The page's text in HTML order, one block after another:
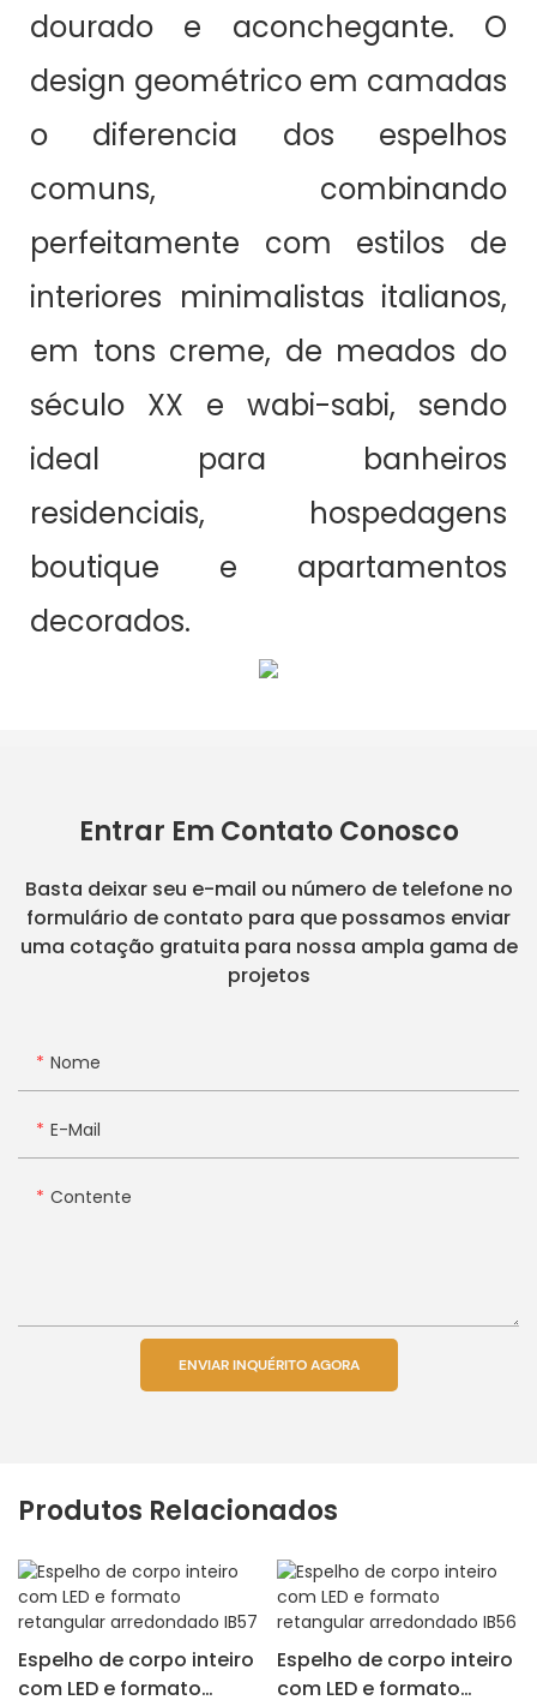
dourado e aconchegante. O
design geométrico em camadas
o diferencia dos espelhos
comuns, combinando
perfeitamente com estilos de
interiores minimalistas italianos,
em tons creme, de meados do
século XX e wabi-sabi, sendo
ideal para banheiros
residenciais, hospedagens
boutique e apartamentos
decorados.
Entrar Em Contato Conosco
Basta deixar seu e-mail ou número de telefone no
formulário de contato para que possamos enviar
uma cotação gratuita para nossa ampla gama de
projetos
Nome
E-Mail
Contente
ENVIAR INQUÉRITO AGORA
Produtos Relacionados
Espelho de corpo inteiro
com LED e formato
Espelho de corpo inteiro
com LED e formato